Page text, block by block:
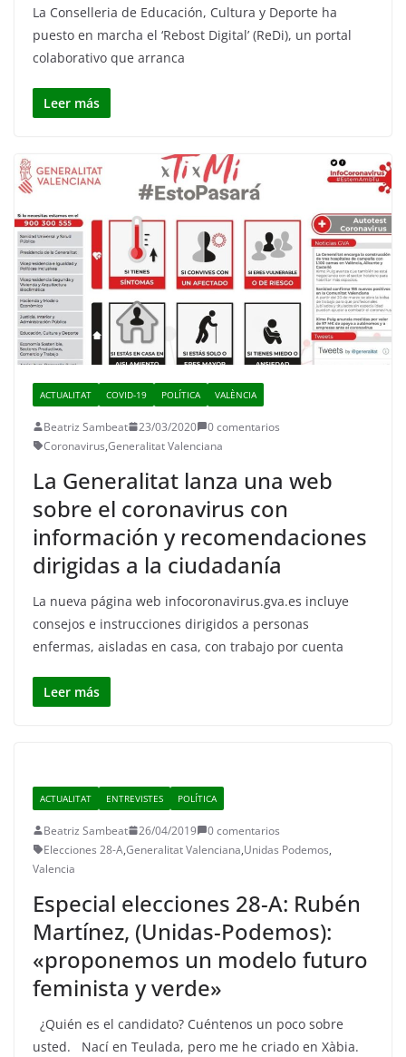
La Conselleria de Educación, Cultura y Deporte ha
puesto en marcha el ‘Rebost Digital’ (ReDi), un portal
colaborativo que arranca
Leer más
ACTUALITAT COVID-19 POLÍTICA VALÈNCIA
Beatriz Sambeat 23/03/2020
0 comentarios
Coronavirus,Generalitat Valenciana
La Generalitat lanza una web
sobre el coronavirus con
información y recomendaciones
dirigidas a la ciudadanía
La nueva página web infocoronavirus.gva.es incluye
consejos e instrucciones dirigidos a personas
enfermas, aisladas en casa, con trabajo por cuenta
Leer más
ACTUALITAT ENTREVISTES POLÍTICA
Beatriz Sambeat 26/04/2019
0 comentarios
Elecciones 28-A,Generalitat Valenciana,Unidas Podemos,
Valencia
Especial elecciones 28-A: Rubén
Martínez, (Unidas-Podemos):
«proponemos un modelo futuro
feminista y verde»
¿Quién es el candidato? Cuéntenos un poco sobre
usted. Nací en Teulada, pero me he criado en Xàbia.